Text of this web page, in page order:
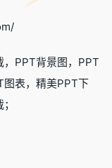
，PPT背景图，PPT
图表，精美PPT下